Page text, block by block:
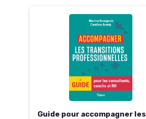
Guide pour accompagner les